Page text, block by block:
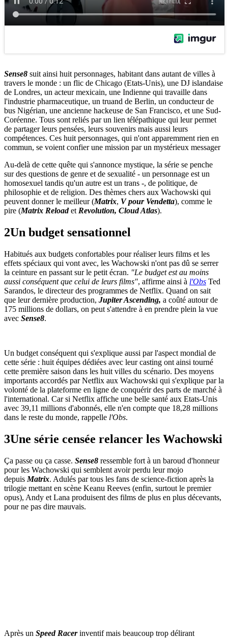
Sense8 suit ainsi huit personnages, habitant dans autant de villes à
travers le monde : un flic de Chicago (Etats-Unis), une DJ islandaise
de Londres, un acteur mexicain, une Indienne qui travaille dans
l'industrie pharmaceutique, un truand de Berlin, un conducteur de
bus Nigérian, une ancienne hackeuse de San Francisco, et une Sud-
Coréenne. Tous sont reliés par un lien télépathique qui leur permet
de partager leurs pensées, leurs souvenirs mais aussi leurs
compétences. Ces huit personnages, qui n'ont apparemment rien en
commun, se voient confier une mission par un mystérieux messager
Au-delà de cette quête qui s'annonce mystique, la série se penche
sur des questions de genre et de sexualité - un personnage est un
homosexuel tandis qu'un autre est un trans -, de politique, de
philosophie et de religion. Des thèmes chers aux Wachowski qui
peuvent donner le meilleur (Matrix, V pour Vendetta), comme le
pire (Matrix Reloadet Revolution, Cloud Atlas).
2Un budget sensationnel
Habitués aux budgets confortables pour réaliser leurs films et les
effets spéciaux qui vont avec, les Wachowski n'ont pas dû se serrer
la ceinture en passant sur le petit écran. "Le budget est au moins
aussi conséquent que celui de leurs films", affirme ainsi à l'Obs Ted
Sarandos, le directeur des programmes de Netflix. Quand on sait
que leur dernière production, Jupiter Ascending, a coûté autour de
175 millions de dollars, on peut s'attendre à en prendre plein la vue
avec Sense8.
Un budget conséquent qui s'explique aussi par l'aspect mondial de
cette série : huit équipes dédiées avec leur casting ont ainsi tourné
cette première saison dans les huit villes du scénario. Des moyens
importants accordés par Netflix aux Wachowski qui s'explique par la
volonté de la plateforme en ligne de conquérir des parts de marché à
l'international. Car si Netflix affiche une belle santé aux Etats-Unis
avec 39,11 millions d'abonnés, elle n'en compte que 18,28 millions
dans le reste du monde, rappelle l'Obs.
3Une série censée relancer les Wachowski
Ça passe ou ça casse. Sense8 ressemble fort à un baroud d'honneur
pour les Wachowski qui semblent avoir perdu leur mojo
depuis Matrix. Adulés par tous les fans de science-fiction après la
trilogie mettant en scène Keanu Reeves (enfin, surtout le premier
opus), Andy et Lana produisent des films de plus en plus décevants,
pour ne pas dire mauvais.
Après un Speed Racerinventif mais beaucoup trop délirant